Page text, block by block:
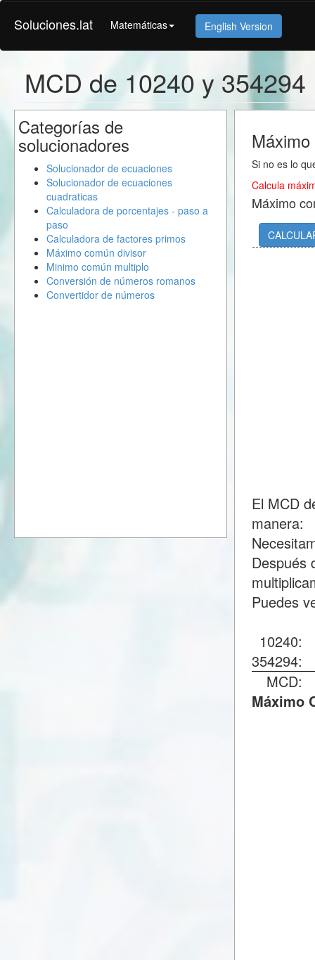
Soluciones.lat Matemáticas English Version
MCD de 10240 y 354294
Si no es lo
Calcula
Máximo
El MCD
manera:
Después
Puedes
10240:
354294:
MCD:
Máximo
Categorías de
solucionadores
Solucionador de ecuaciones
Solucionador de ecuaciones
cuadraticas
Calculadora de porcentajes - paso a
paso
Calculadora de factores primos
Máximo común divisor
Minimo común multiplo
Conversión de números romanos
Convertidor de números